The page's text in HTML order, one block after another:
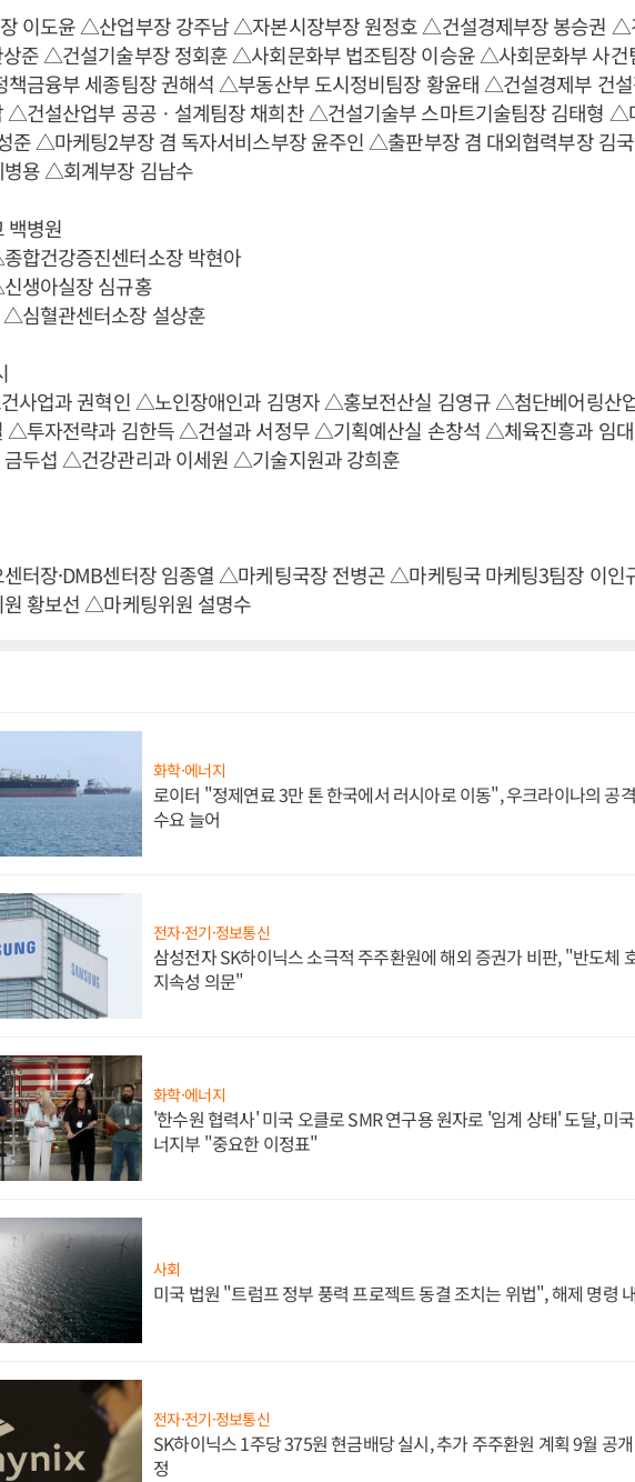
이도윤 △산업부장 강주남 △자본시장부장 원정호 △건설경제부장 봉승권 △
상준 △건설기술부장 정회훈 △사회문화부 법조팀장 이승윤 △사회문화부 사건
금융부 세종팀장 권해석 △부동산부 도시정비팀장 황윤태 △건설경제부 건
△건설산업부 공공ㆍ설계팀장 채희찬 △건설기술부 스마트기술팀장 김태형 △
준 △마케팅2부장 겸 독자서비스부장 윤주인 △출판부장 겸 대외협력부장 김
용 △회계부장 김남수
병원
합건강증진센터소장 박현아
생아실장 심규홍
심혈관센터소장 설상훈
사업과 권혁인 △노인장애인과 김명자 △홍보전산실 김영규 △첨단베어링산
△투자전략과 김한득 △건설과 서정무 △기획예산실 손창석 △체육진흥과 임
두섭 △건강관리과 이세원 △기술지원과 강희훈
터장·DMB센터장 임종열 △마케팅국장 전병곤 △마케팅국 마케팅3팀장 이인
황보선 △마케팅위원 설명수
화학·에너지
로이터 "정제연료 3만 톤 한국에서 러시아로 이동", 우크라이나의 공
수요 늘어
전자·전기·정보통신
삼성전자 SK하이닉스 소극적 주주환원에 해외 증권가 비판, "반도체
지속성 의문"
화학·에너지
'한수원 협력사' 미국 오클로 SMR 연구용 원자로 '임계 상태' 도달, 미
너지부 "중요한 이정표"
사회
미국 법원 "트럼프 정부 풍력 프로젝트 동결 조치는 위법", 해제 명령
전자·전기·정보통신
SK하이닉스 1주당 375원 현금배당 실시, 추가 주주환원 계획 9월 공
정